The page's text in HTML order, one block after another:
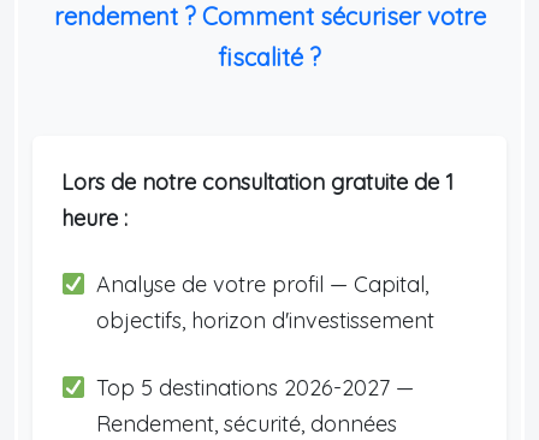
rendement ? Comment sécuriser votre
fiscalité ?
Lors de notre consultation gratuite de 1
heure :
Analyse de votre profil — Capital,
objectifs, horizon d'investissement
Top 5 destinations 2026-2027 —
Rendement, sécurité, données